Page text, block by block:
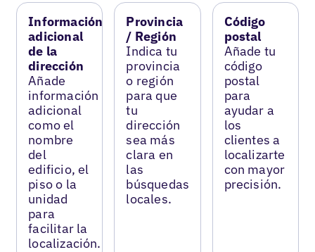
Información
adicional
de la
dirección
Añade
información
adicional
como el
nombre
del
edificio, el
piso o la
unidad
para
facilitar la
localización.
Provincia
/ Región
Indica tu
provincia
o región
para que
tu
dirección
sea más
clara en
las
búsquedas
locales.
Código
postal
Añade tu
código
postal
para
ayudar a
los
clientes a
localizarte
con mayor
precisión.